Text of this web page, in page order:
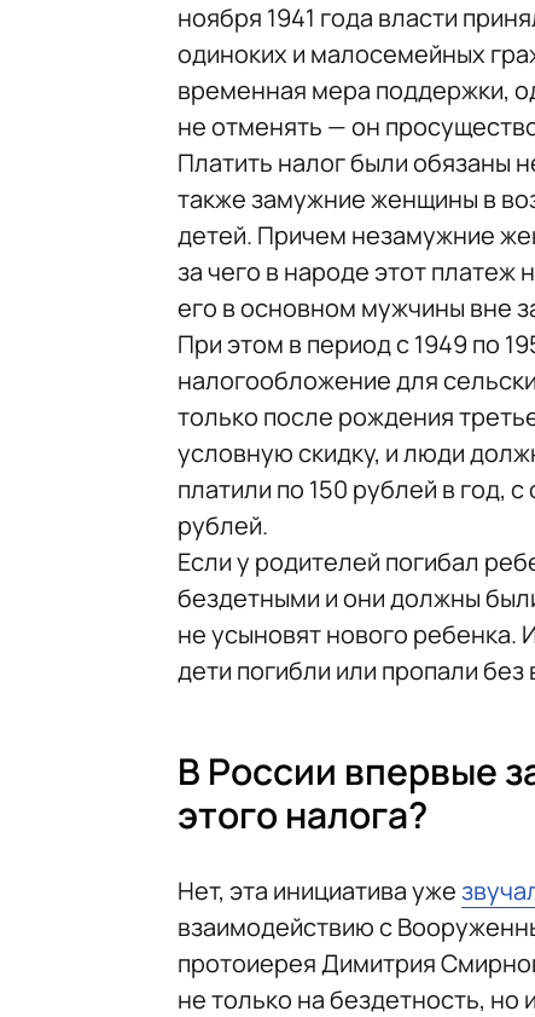
ноября 1941 года власти
одиноких и малосемейных
временная мера поддержки,
не отменять — он
Платить налог были обязаны
также замужние женщины в
детей. Причем незамужние
за чего в народе этот платеж
его в основном мужчины вне
При этом в период с 1949 по
налогообложение для
только после рождения
условную скидку, и люди
платили по 150 рублей в год,
рублей.
Если у родителей погибал
бездетными и они должны
не усыновят нового ребенка.
дети погибли или пропали без
В России впервые
этого налога?
Нет, эта инициатива уже
взаимодействию с
протоиерея Димитрия
не только на бездетность, но